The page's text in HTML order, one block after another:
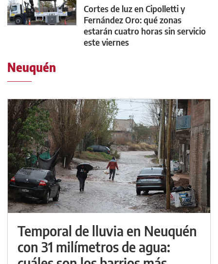
Cortes de luz en Cipolletti y
Fernández Oro: qué zonas
estarán cuatro horas sin servicio
este viernes
Neuquén
Temporal de lluvia en Neuquén
con 31 milímetros de agua: